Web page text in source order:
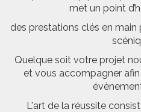
met un point
des prestations clés en
Quelque soit votre projet
et vous accompagner
L'art de la réussite